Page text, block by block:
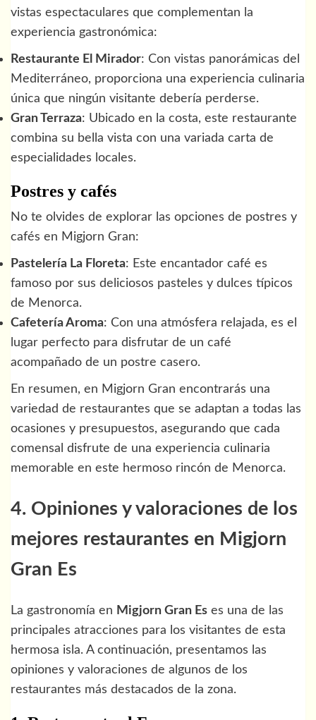
vistas espectaculares que complementan la
experiencia gastronómica:
Restaurante El Mirador: Con vistas panorámicas del
Mediterráneo, proporciona una experiencia culinaria
única que ningún visitante debería perderse.
Gran Terraza: Ubicado en la costa, este restaurante
combina su bella vista con una variada carta de
especialidades locales.
Postres y cafés
No te olvides de explorar las opciones de postres y
cafés en Migjorn Gran:
Pastelería La Floreta: Este encantador café es
famoso por sus deliciosos pasteles y dulces típicos
de Menorca.
Cafetería Aroma: Con una atmósfera relajada, es el
lugar perfecto para disfrutar de un café
acompañado de un postre casero.
En resumen, en Migjorn Gran encontrarás una
variedad de restaurantes que se adaptan a todas las
ocasiones y presupuestos, asegurando que cada
comensal disfrute de una experiencia culinaria
memorable en este hermoso rincón de Menorca.
4. Opiniones y valoraciones de los
mejores restaurantes en Migjorn
Gran Es
La gastronomía en Migjorn Gran Es es una de las
principales atracciones para los visitantes de esta
hermosa isla. A continuación, presentamos las
opiniones y valoraciones de algunos de los
restaurantes más destacados de la zona.